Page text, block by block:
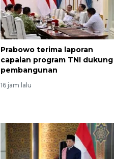
Prabowo terima laporan
capaian program TNI dukung
pembangunan
16 jam lalu